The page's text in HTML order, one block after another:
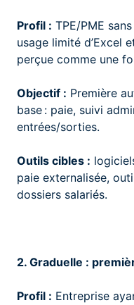
Profil : TPE/PME
usage limité d’Excel
perçue comme une
Objectif : Première
base : paie, suivi
entrées/sorties.
Outils cibles :
paie externalisée,
dossiers salariés.
2. Graduelle :
Profil : Entreprise